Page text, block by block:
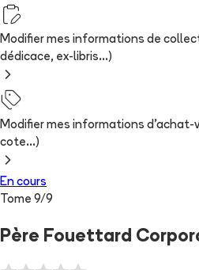
Modifier mes informations de
dédicace, ex-libris...)
Modifier mes informations d'achat-
cote...)
En cours
Tome 9/9
Père Fouettard